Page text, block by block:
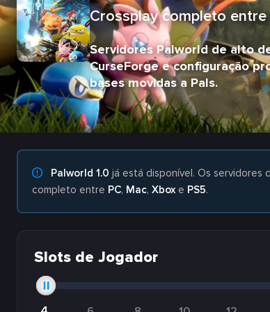
Crossplay completo
Servidores Palworld de alto
CurseForge e configuração
bases movidas a Pals.
Palworld 1.0 já está disponível. Os servidores
completo entre PC, Mac, Xboxe PS5.
Slots de Jogador